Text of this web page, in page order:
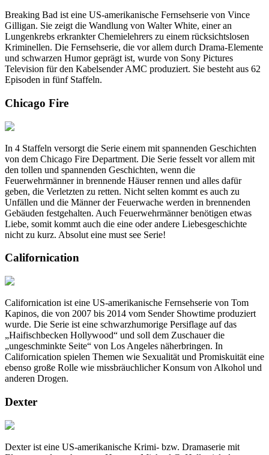
Breaking Bad ist eine US-amerikanische Fernsehserie von Vince
Gilligan. Sie zeigt die Wandlung von Walter White, einer an
Lungenkrebs erkrankter Chemielehrers zu einem rücksichtslosen
Kriminellen. Die Fernsehserie, die vor allem durch Drama-Elemente
und schwarzen Humor geprägt ist, wurde von Sony Pictures
Television für den Kabelsender AMC produziert. Sie besteht aus 62
Episoden in fünf Staffeln.
Chicago Fire
In 4 Staffeln versorgt die Serie einem mit spannenden Geschichten
von dem Chicago Fire Department. Die Serie fesselt vor allem mit
den tollen und spannenden Geschichten, wenn die
Feuerwehrmänner in brennende Häuser rennen und alles dafür
geben, die Verletzten zu retten. Nicht selten kommt es auch zu
Unfällen und die Männer der Feuerwache werden in brennenden
Gebäuden festgehalten. Auch Feuerwehrmänner benötigen etwas
Liebe, somit kommt auch die eine oder andere Liebesgeschichte
nicht zu kurz. Absolut eine must see Serie!
Californication
Californication ist eine US-amerikanische Fernsehserie von Tom
Kapinos, die von 2007 bis 2014 vom Sender Showtime produziert
wurde. Die Serie ist eine schwarzhumorige Persiflage auf das
„Haifischbecken Hollywood“ und soll dem Zuschauer die
„ungeschminkte Seite“ von Los Angeles näherbringen. In
Californication spielen Themen wie Sexualität und Promiskuität eine
ebenso große Rolle wie missbräuchlicher Konsum von Alkohol und
anderen Drogen.
Dexter
Dexter ist eine US-amerikanische Krimi- bzw. Dramaserie mit